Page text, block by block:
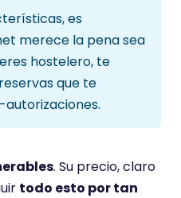
es
merece la pena sea
hostelero, te
que te
. Su precio, claro
todo esto por tan